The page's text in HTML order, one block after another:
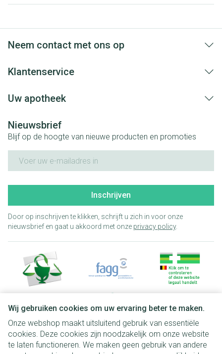
Wij gebruiken cookies om uw ervaring beter te maken.
Onze webshop maakt uitsluitend gebruik van essentiële
cookies. Deze cookies zijn noodzakelijk om onze website
te laten functioneren. We maken geen gebruik van andere
Neem contact met ons op
Klantenservice
Uw apotheek
Nieuwsbrief
Blijf op de hoogte van nieuwe producten en promoties
Inschrijven
Door op inschrijven te klikken, schrijft u zich in voor onze
nieuwsbrief en gaat u akkoord met onze privacy policy.
Juridische links